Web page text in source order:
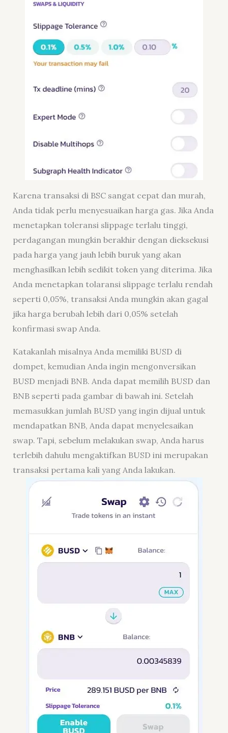
Karena transaksi di BSC sangat cepat dan murah,
Anda tidak perlu menyesuaikan harga gas. Jika Anda
menetapkan toleransi slippage terlalu tinggi,
perdagangan mungkin berakhir dengan dieksekusi
pada harga yang jauh lebih buruk yang akan
menghasilkan lebih sedikit token yang diterima. Jika
Anda menetapkan tolaransi slippage terlalu rendah
seperti 0,05%, transaksi Anda mungkin akan gagal
jika harga berubah lebih dari 0,05% setelah
konfirmasi swap Anda.
Katakanlah misalnya Anda memiliki BUSD di
dompet, kemudian Anda ingin mengonversikan
BUSD menjadi BNB. Anda dapat memilih BUSD dan
BNB seperti pada gambar di bawah ini. Setelah
memasukkan jumlah BUSD yang ingin dijual untuk
mendapatkan BNB, Anda dapat menyelesaikan
swap. Tapi, sebelum melakukan swap, Anda harus
terlebih dahulu mengaktifkan BUSD ini merupakan
transaksi pertama kali yang Anda lakukan.